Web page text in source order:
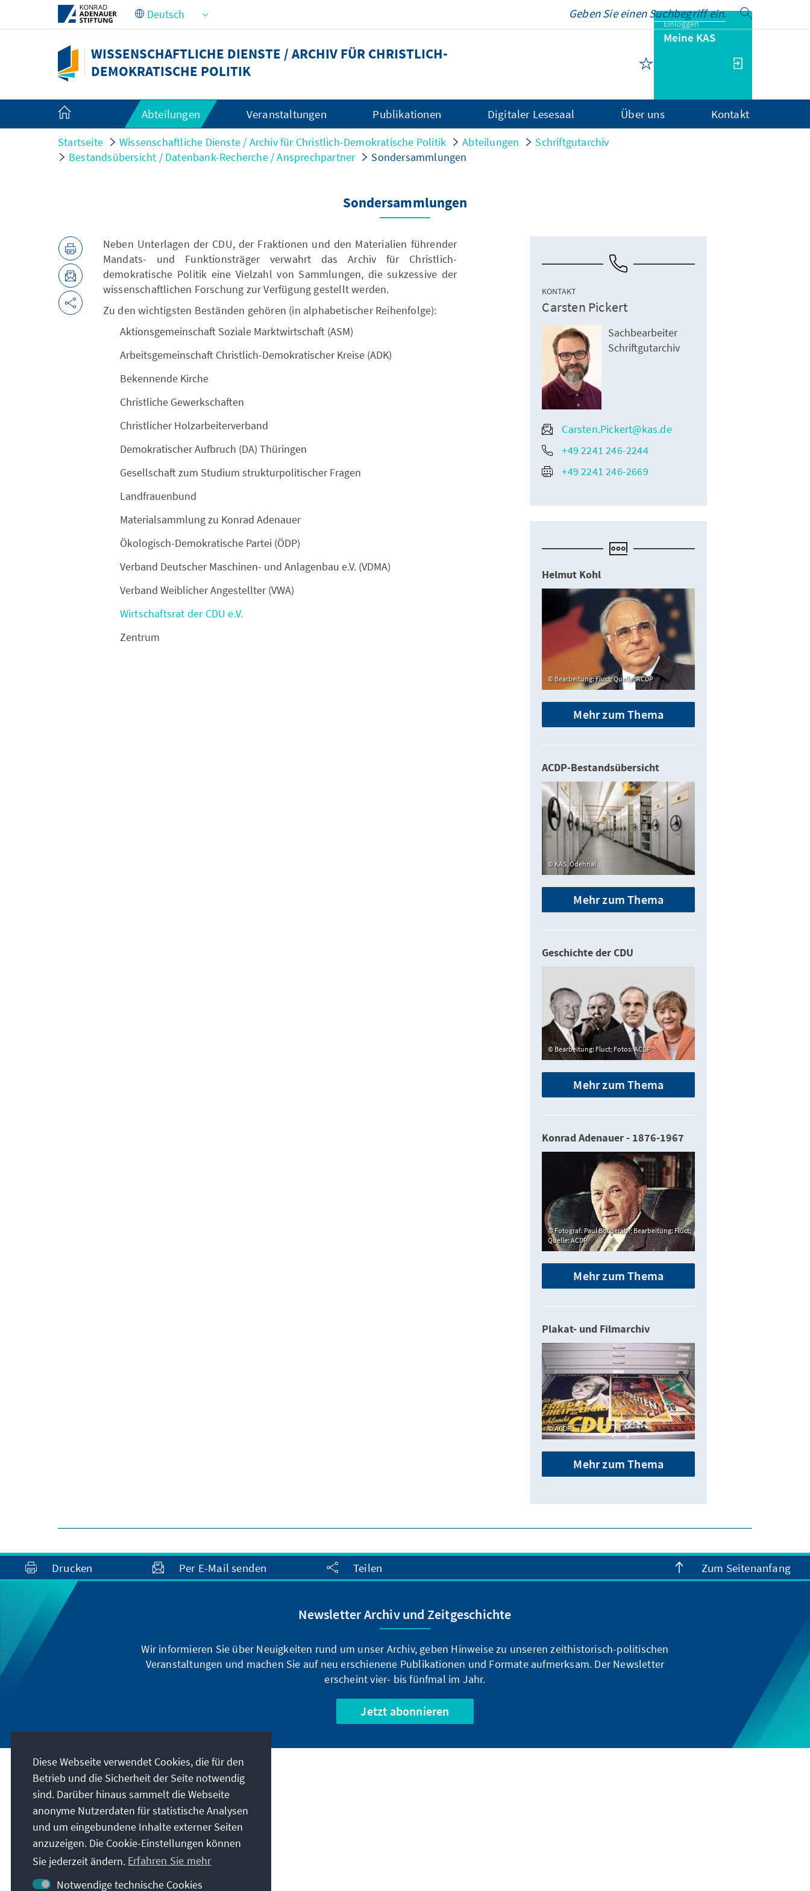
Zum Hauptinhalt springen
WISSENSCHAFTLICHE DIENSTE / ARCHIV FÜR CHRISTLICH-
DEMOKRATISCHE POLITIK
Einloggen
Meine KAS
Abteilungen Veranstaltungen Publikationen Digitaler Lesesaal Über uns Kontakt
Startseite Wissenschaftliche Dienste / Archiv für Christlich-Demokratische Politik Abteilungen
Schriftgutarchiv
Bestandsübersicht / Datenbank-Recherche / Ansprechpartner
Sondersammlungen
Sondersammlungen
Neben Unterlagen der CDU, der Fraktionen und den Materialien führender
Mandats- und Funktionsträger verwahrt das Archiv für Christlich-
demokratische Politik eine Vielzahl von Sammlungen, die sukzessive der
wissenschaftlichen Forschung zur Verfügung gestellt werden.
Zu den wichtigsten Beständen gehören (in alphabetischer Reihenfolge):
Aktionsgemeinschaft Soziale Marktwirtschaft (ASM)
Arbeitsgemeinschaft Christlich-Demokratischer Kreise (ADK)
Bekennende Kirche
Christliche Gewerkschaften
Christlicher Holzarbeiterverband
Demokratischer Aufbruch (DA) Thüringen
Gesellschaft zum Studium strukturpolitischer Fragen
Landfrauenbund
Materialsammlung zu Konrad Adenauer
Ökologisch-Demokratische Partei (ÖDP)
Verband Deutscher Maschinen- und Anlagenbau e.V. (VDMA)
Verband Weiblicher Angestellter (VWA)
Wirtschaftsrat der CDU e.V.
Zentrum
KONTAKT
Carsten Pickert
Sachbearbeiter
Schriftgutarchiv
Carsten.Pickert@kas.de
+49 2241 246-2244
+49 2241 246-2669
Helmut Kohl
Bearbeitung: Fluct; Quelle: ACDP
Mehr zum Thema
ACDP-Bestandsübersicht
KAS, Odehnal
Mehr zum Thema
Geschichte der CDU
Bearbeitung: Fluct; Fotos: ACDP
Mehr zum Thema
Konrad Adenauer - 1876-1967
Fotograf: Paul Bouserath; Bearbeitung: Fluct;
Quelle: ACDP
Mehr zum Thema
Plakat- und Filmarchiv
ACDP
Mehr zum Thema
Drucken Per E-Mail senden Teilen Zum Seitenanfang
Newsletter Archiv und Zeitgeschichte
Wir informieren Sie über Neuigkeiten rund um unser Archiv, geben Hinweise zu unseren zeithistorisch-politischen
Veranstaltungen und machen Sie auf neu erschienene Publikationen und Formate aufmerksam. Der Newsletter
erscheint vier- bis fünfmal im Jahr.
Jetzt abonnieren
Besuchen Sie auch
Digitales Lernportal Adenauer Campus
Stipendiatenportal VIBESA
Altstipendiaten-Netzwerk
Digitaler Lesesaal
Diese Webseite verwendet Cookies, die für den
Betrieb und die Sicherheit der Seite notwendig
sind. Darüber hinaus sammelt die Webseite
anonyme Nutzerdaten für statistische Analysen
und um eingebundene Inhalte externer Seiten
anzuzeigen. Die Cookie-Einstellungen können
Sie jederzeit ändern. Erfahren Sie mehr
Notwendige technische Cookies